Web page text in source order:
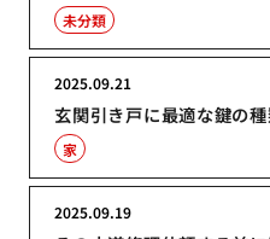
未分類
玄関引き戸に最適な鍵の
2025.09.21
家
2025.09.19